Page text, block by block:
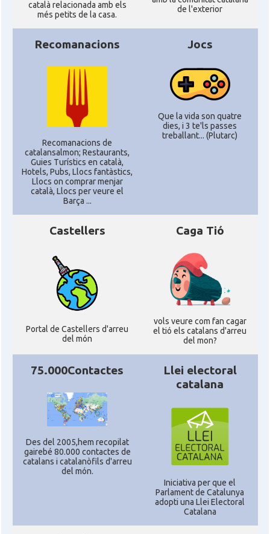
CAMON
Pennsylvania, USA
CAMON Catalans a PHOENIX
CAMON Catalans a Portland (OR)
CAMON Catalans a PROVIDENCE
CAMON Catalans a RENO
CAMON Catalans a SAINT LOUIS
CAMON Catalans a San Diego
CAMON Catalans a SAN FRANCISCO
CAMON Catalans a Sarasota, Florida, USA
Catalans a SEATTLE
CAMON
Catalans a Silicon Valley (San Jose),
California, USA
CAMON Catalans a TAMPA
Catalans a TENNESSEE
Catalans a UTAH
català relacionada amb els
més petits de la casa.
de l'exterior
Recomanacions
Recomanacions de
catalansalmon; Restaurants,
Guies Turístics en català,
Hotels, Pubs, Llocs fantàstics,
Llocs on comprar menjar
català, Llocs per veure el
Barça ...
Jocs
Que la vida son quatre
dies, i 3 te'ls passes
treballant... (Plutarc)
Castellers
Portal de Castellers d'arreu
del món
Caga Tió
vols veure com fan cagar
el tió els catalans d'arreu
del mon?
75.000Contactes
Des del 2005,hem recopilat
gairebé 80.000 contactes de
catalans i catalanòfils d'arreu
del món.
Llei electoral
catalana
Iniciativa per que el
Parlament de Catalunya
adopti una Llei Electoral
Catalana